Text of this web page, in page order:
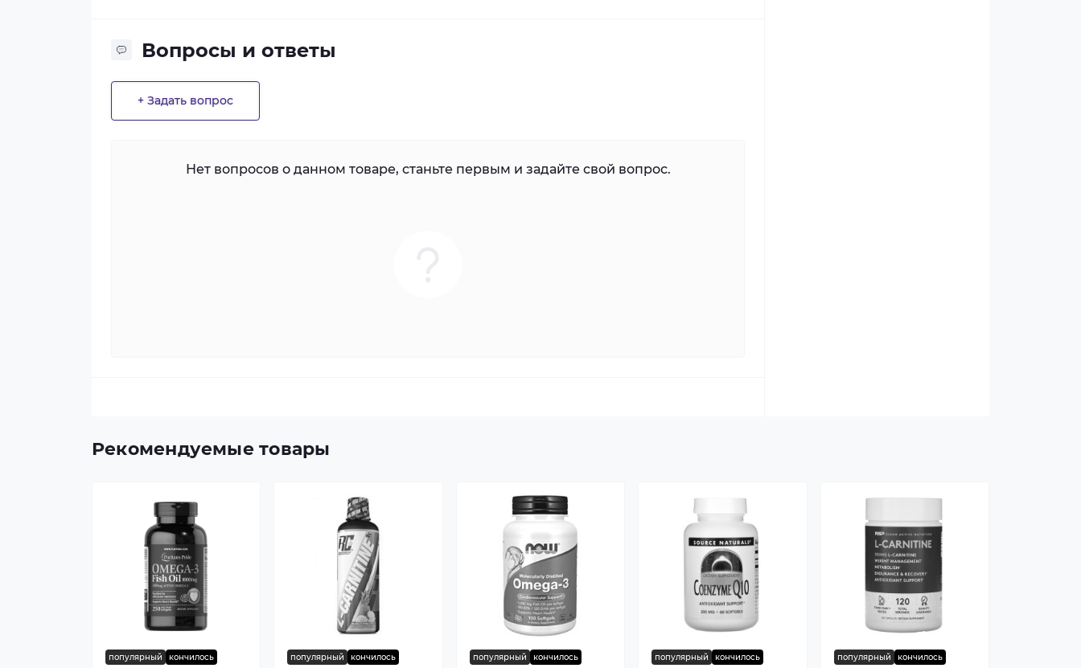
Вопросы и ответы
+ Задать вопрос
Нет вопросов о данном товаре, станьте первым и задайте свой вопрос.
Рекомендуемые товары
популярный кончилось популярный кончилось популярный кончилось популярный кончилось популярный кончилось